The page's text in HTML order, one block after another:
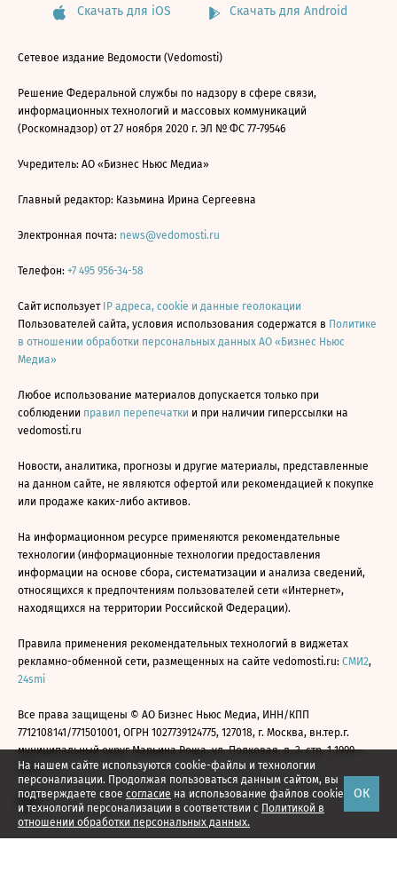
На нашем сайте используются cookie-файлы и технологии
персонализации. Продолжая пользоваться данным сайтом, вы
подтверждаете свое согласие на использование файлов cookie
и технологий персонализации в соответствии с Политикой в
отношении обработки персональных данных.
ОК
Скачать для iOS Скачать для Android
Сетевое издание Ведомости (Vedomosti)
Решение Федеральной службы по надзору в сфере связи,
информационных технологий и массовых коммуникаций
(Роскомнадзор) от 27 ноября 2020 г. ЭЛ № ФС 77-79546
Учредитель: АО «Бизнес Ньюс Медиа»
Главный редактор: Казьмина Ирина Сергеевна
Электронная почта: news@vedomosti.ru
Телефон: +7 495 956-34-58
Сайт использует IP адреса, cookie и данные геолокации
Пользователей сайта, условия использования содержатся в Политике
в отношении обработки персональных данных АО «Бизнес Ньюс
Медиа»
Любое использование материалов допускается только при
соблюдении правил перепечатки и при наличии гиперссылки на
vedomosti.ru
Новости, аналитика, прогнозы и другие материалы, представленные
на данном сайте, не являются офертой или рекомендацией к покупке
или продаже каких-либо активов.
На информационном ресурсе применяются рекомендательные
технологии (информационные технологии предоставления
информации на основе сбора, систематизации и анализа сведений,
относящихся к предпочтениям пользователей сети «Интернет»,
находящихся на территории Российской Федерации).
Правила применения рекомендательных технологий в виджетах
рекламно-обменной сети, размещенных на сайте vedomosti.ru: СМИ2,
24smi
Все права защищены © АО Бизнес Ньюс Медиа, ИНН/КПП
7712108141/771501001, ОГРН 1027739124775, 127018, г. Москва, вн.тер.г.
муниципальный округ Марьина Роща, ул. Полковая, д. 3, стр. 1 1999—
2026